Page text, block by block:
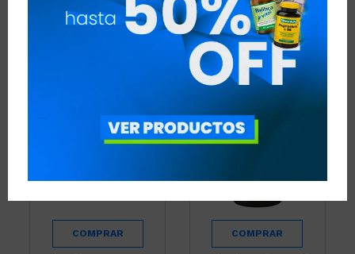
FÓRMULAS COMPUESTAS QUITAR FILTROS
RECOMENDADOS